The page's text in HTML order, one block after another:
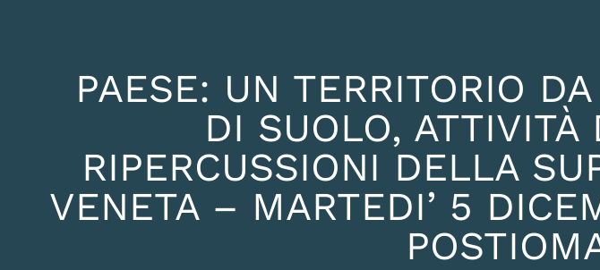
PAESE: UN TERRITORIO
DI SUOLO,
RIPERCUSSIONI DELLA
VENETA – MARTEDI’ 5